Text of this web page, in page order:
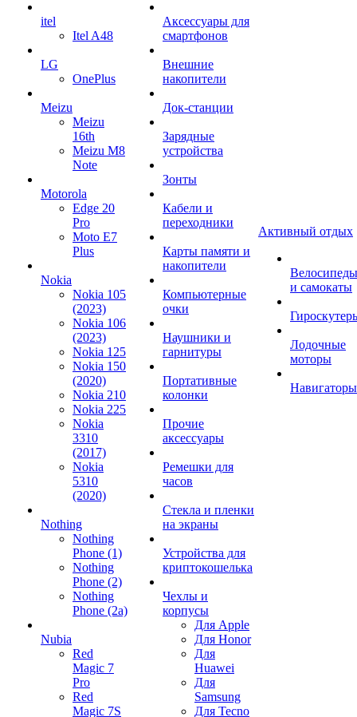
itel
Itel A48
LG
OnePlus
Meizu
Meizu
16th
Meizu M8
Note
Motorola
Edge 20
Pro
Moto E7
Plus
Nokia
Nokia 105
(2023)
Nokia 106
(2023)
Nokia 125
Nokia 150
(2020)
Nokia 210
Nokia 225
Nokia
3310
(2017)
Nokia
5310
(2020)
Nothing
Nothing
Phone (1)
Nothing
Phone (2)
Nothing
Phone (2a)
Nubia
Red
Magic 7
Pro
Red
Magic 7S
Аксессуары для
смартфонов
Внешние
накопители
Док-станции
Зарядные
устройства
Зонты
Кабели и
переходники
Карты памяти и
накопители
Компьютерные
очки
Наушники и
гарнитуры
Портативные
колонки
Прочие
аксессуары
Ремешки для
часов
Стекла и пленки
на экраны
Устройства для
криптокошелька
Чехлы и
корпусы
Для Apple
Для Honor
Для
Huawei
Для
Samsung
Для Tecno
Активный отдых
Велосипеды
и самокаты
Лодочные
моторы
Навигаторы